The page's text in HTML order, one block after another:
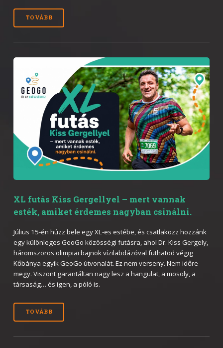
TOVÁBB
XL futás Kiss Gergellyel – mert vannak
esték, amiket érdemes nagyban csinálni.
Július 15-én húzz bele egy XL-es estébe, és csatlakozz hozzánk
egy különleges GeoGo közösségi futásra, ahol Dr. Kiss Gergely,
háromszoros olimpiai bajnok vízilabdázóval futhatod végig
Kőbánya egyik GeoGo útvonalát. Ez nem verseny. Nem időre
megy. Viszont garantáltan nagy lesz a hangulat, a mosoly, a
társaság… és igen, a póló is.
TOVÁBB